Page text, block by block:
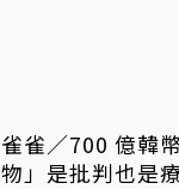
雀雀／700 億韓
物」是批判也是